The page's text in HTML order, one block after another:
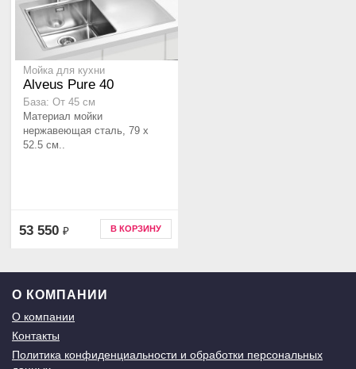
Мойка для кухни
Alveus Pure 40
База: От 45 см
Материал мойки
нержавеющая сталь, 79 x
52.5 см..
53 550 ₽ В КОРЗИНУ
О КОМПАНИИ
О компании
Контакты
Политика конфиденциальности и обработки персональных